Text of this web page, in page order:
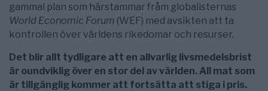
gammal plan som härstammar fråm globalisternas
World Economic Forum (WEF) med avsikten att ta
kontrollen över världens rikedomar och resurser.
Det blir allt tydligare att en allvarlig livsmedelsbrist
är oundviklig över en stor del av världen. All mat som
är tillgänglig kommer att fortsätta att stiga i pris.